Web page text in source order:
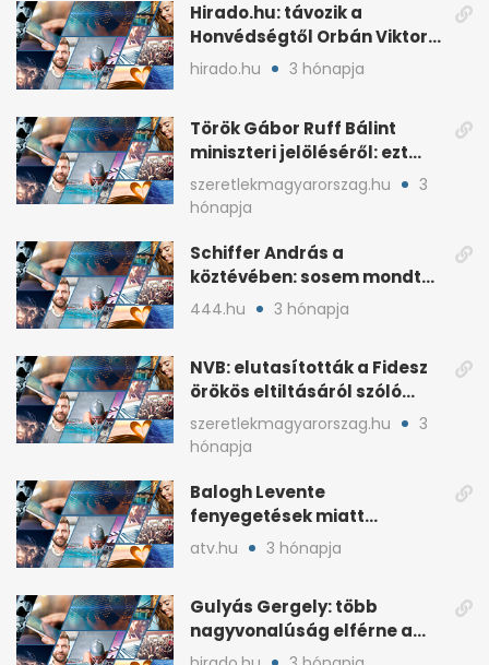
Hirado.hu: távozik a
Honvédségtől Orbán Viktor
fia, Orbán Gáspár
hirado.hu 3 hónapja
Török Gábor Ruff Bálint
miniszteri jelöléséről: ezt
írta a posztjában
szeretlekmagyarorszag.hu
3
hónapja
Schiffer András a
köztévében: sosem mondta,
ki fog nyerni
444.hu 3 hónapja
NVB: elutasították a Fidesz
örökös eltiltásáról szóló
népszavazást
szeretlekmagyarorszag.hu
3
hónapja
Balogh Levente
fenyegetések miatt
lemondta erdélyi előadás-
atv.hu 3 hónapja
Gulyás Gergely: több
nagyvonalúság elférne a
kétharmados győztesekben